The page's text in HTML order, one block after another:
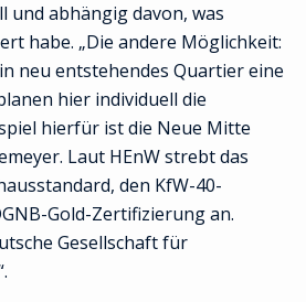
und abhängig davon, was
habe. „Die andere Möglichkeit:
neu entstehendes Quartier eine
hier individuell die
hierfür ist die Neue Mitte
Laut HEnW strebt das
den KfW-40-
Gold-Zertifizierung an.
Gesellschaft für